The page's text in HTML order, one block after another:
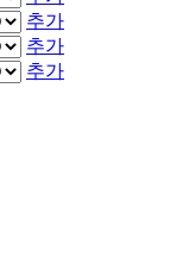
추가
추가
추가